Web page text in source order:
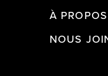
À PROPOS
NOUS